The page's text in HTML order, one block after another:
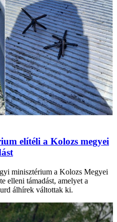
elítéli a Kolozs megyei
minisztérium a Kolozs Megyei
elleni támadást, amelyet a
álhírek váltottak ki.